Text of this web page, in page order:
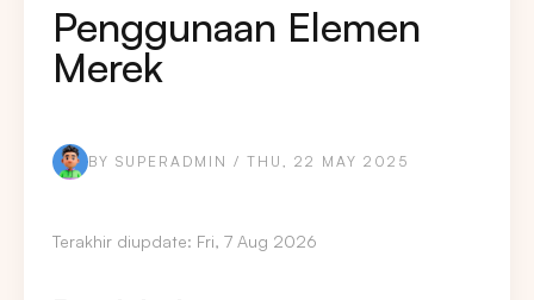
Penggunaan Elemen
Merek
BY SUPERADMIN / THU, 22 MAY 2025
Terakhir diupdate: Fri, 7 Aug 2026